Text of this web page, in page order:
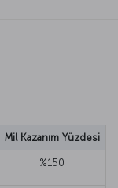
Mil Kazanım Yüzdesi
%150